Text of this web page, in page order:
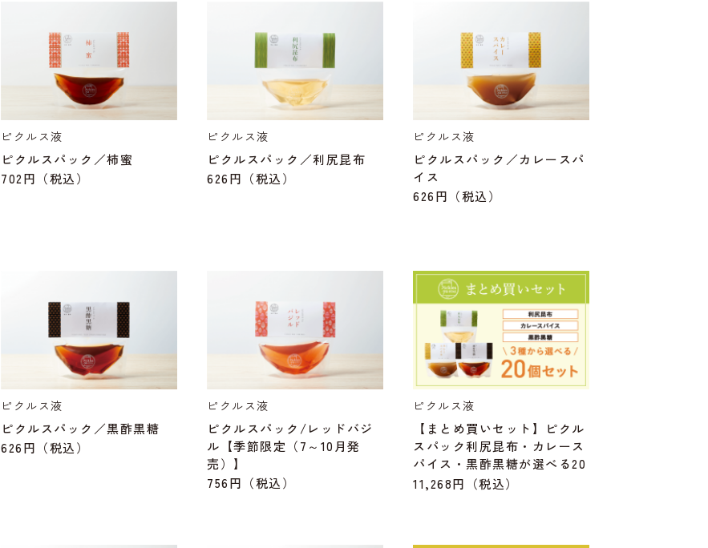
ピクルス液
ピクルスパック／柿蜜
702円 （税込）
ピクルス液
ピクルスパック／利尻昆布
626円 （税込）
ピクルス液
ピクルスパック／カレースパ
イス
626円 （税込）
ピクルス液
ピクルスパック／黒酢黒糖
626円 （税込）
ピクルス液
ピクルスパック/レッドバジ
ル【季節限定（7～10月発
売）】
756円 （税込）
ピクルス液
【まとめ買いセット】ピクル
スパック利尻昆布・カレース
パイス・黒酢黒糖が選べる20
個セット
11,268円 （税込）